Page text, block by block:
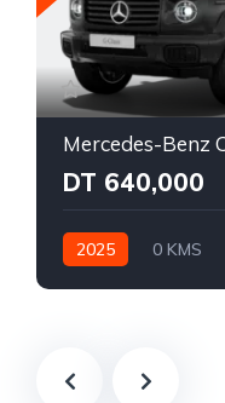
DT 640,000
2025 0 KMS